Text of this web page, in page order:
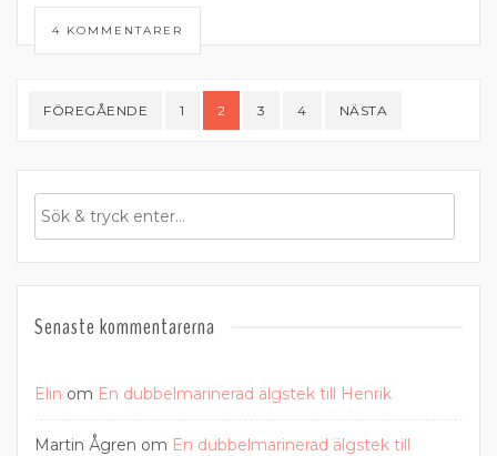
4 KOMMENTARER
förFÖREGÅENDE 1 2 3 4 NÄSTA
Senaste kommentarerna
Elin om En dubbelmarinerad älgstek till Henrik
Martin Ågren om En dubbelmarinerad älgstek till